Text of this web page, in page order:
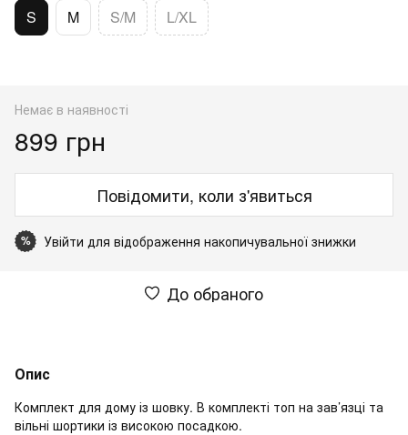
S M S/M L/XL
Немає в наявності
899 грн
Повідомити, коли з'явиться
% Увійти для відображення накопичувальної знижки
До обраного
Опис
Комплект для дому із шовку. В комплекті топ на зав’язці та
вільні шортики із високою посадкою.